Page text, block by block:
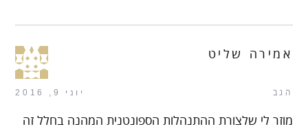
הגב יוני 9, 2016
אמירה שליט
מוזר לי שלצורת ההתנהלות הספונטנית המהנה בחלל זה